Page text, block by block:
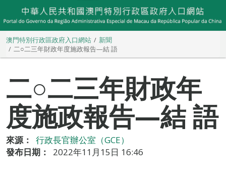
澳門特別行政區政府入口網站
新聞
二○二三年財政年度施政報告—結 語
二○二三年財政年
度施政報告—結 語
來源：
行政長官辦公室（GCE）
發布日期：
2022年11月15日 16:46